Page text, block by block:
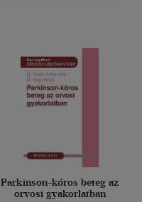
Parkinson-kóros beteg az
orvosi gyakorlatban